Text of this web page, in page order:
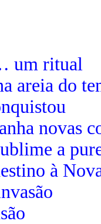
um ritual
areia do
novas
a
à